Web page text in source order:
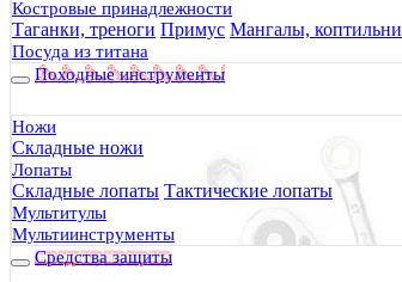
Костровые принадлежности
Таганки, треноги Примус Мангалы, коптильни
Посуда из титана
Походные инструменты
Ножи
Складные ножи
Лопаты
Складные лопаты Тактические лопаты
Мультитулы
Мультиинструменты
Средства защиты